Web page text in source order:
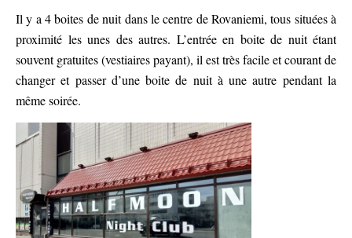
Il y a 4 boites de nuit dans le centre de Rovaniemi, tous situées à
proximité les unes des autres. L’entrée en boite de nuit étant
souvent gratuites (vestiaires payant), il est très facile et courant de
changer et passer d’une boite de nuit à une autre pendant la
même soirée.